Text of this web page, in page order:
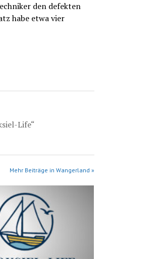
den defekten
habe etwa vier
Life“
Mehr Beiträge in Wangerland »